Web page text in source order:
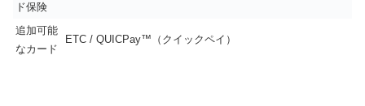
ド保険
追加可能
なカード
ETC / QUICPay™（クイックペイ）